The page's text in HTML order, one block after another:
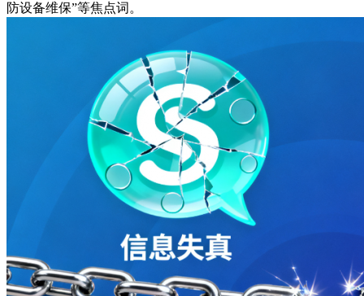
防设备维保”等焦点词。